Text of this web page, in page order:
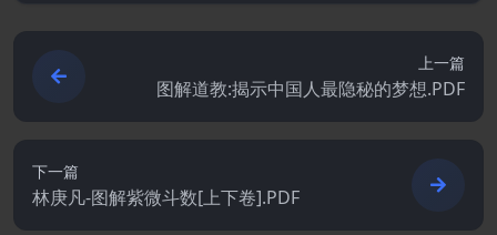
上一篇
图解道教:揭示中国人最隐秘的梦想.PDF
下一篇
林庚凡-图解紫微斗数[上下卷].PDF